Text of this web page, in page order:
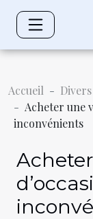
Accueil
Divers
Acheter une
inconvénients